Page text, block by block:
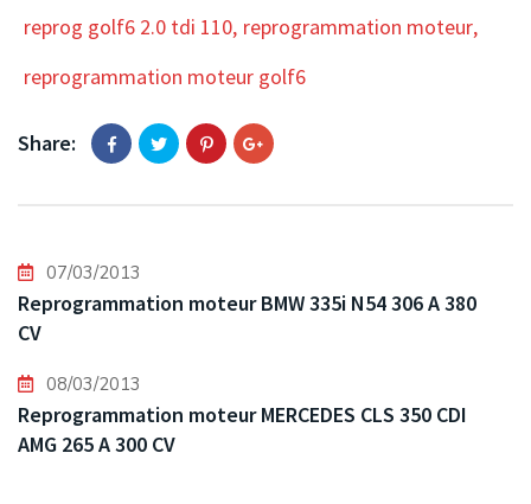
reprog golf6 2.0 tdi 110, reprogrammation moteur,
reprogrammation moteur golf6
Share:
07/03/2013
Reprogrammation moteur BMW 335i N54 306 A 380
CV
08/03/2013
Reprogrammation moteur MERCEDES CLS 350 CDI
AMG 265 A 300 CV